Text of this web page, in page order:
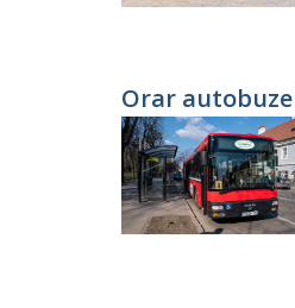
Orar autobuze